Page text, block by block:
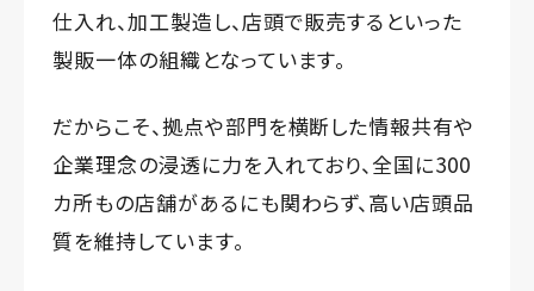
仕入れ、加工製造し、店頭で販売するといった
製販一体の組織となっています。
だからこそ、拠点や部門を横断した情報共有や
企業理念の浸透に力を入れており、全国に300
カ所もの店舗があるにも関わらず、高い店頭品
質を維持しています。